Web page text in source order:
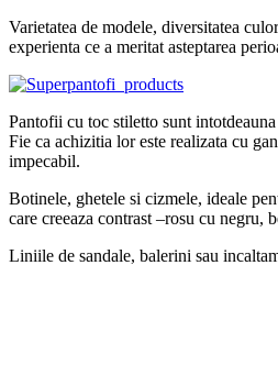
Varietatea de modele, diversitatea
experienta ce a meritat asteptarea
Pantofii cu toc stiletto sunt
Fie ca achizitia lor este realizata cu
impecabil.
Botinele, ghetele si cizmele, ideale
care creeaza contrast –rosu cu negru,
Liniile de sandale, balerini sau